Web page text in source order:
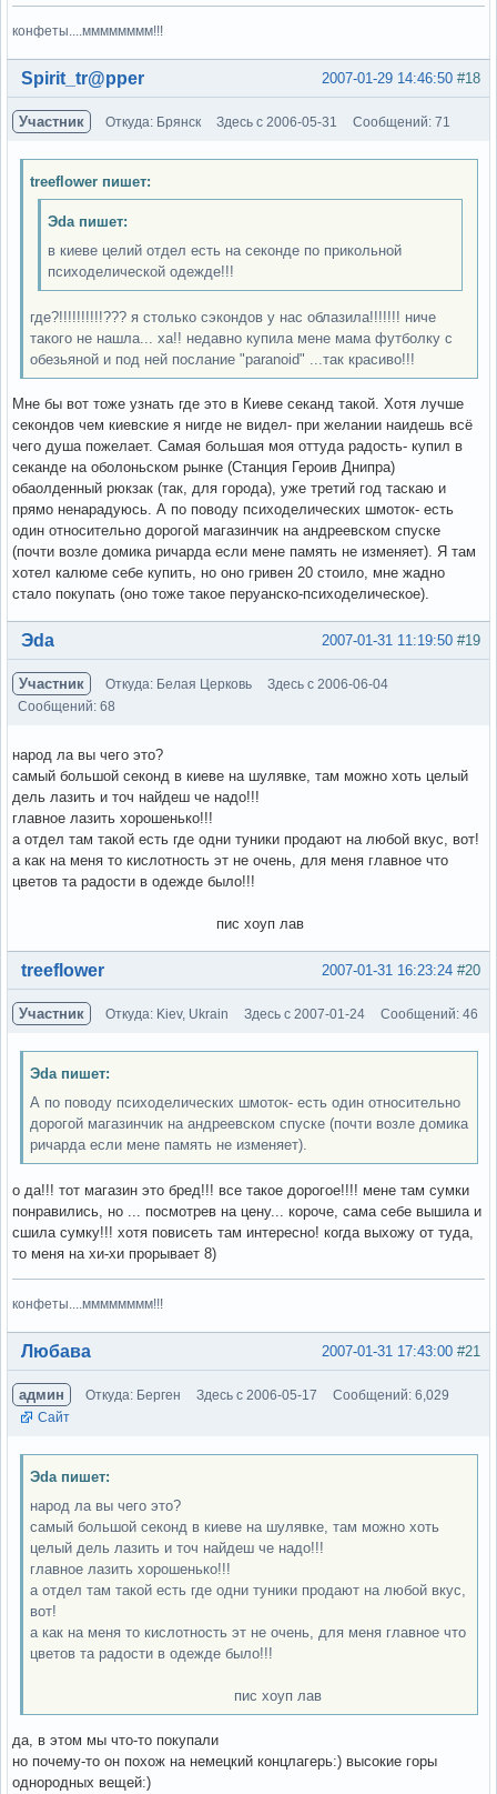
конфеты....мммммммм!!!
Вне форума #18
2007-01-29 14:46:50
Spirit_tr@pper
Участник Откуда: Брянск Здесь с 2006-05-31 Сообщений: 71
treeflower пишет:
Эda пишет:
в киеве целий отдел есть на секонде по прикольной
психоделической одежде!!!
где?!!!!!!!!!!??? я столько сэкондов у нас облазила!!!!!!! ниче
такого не нашла... ха!! недавно купила мене мама футболку с
обезьяной и под ней послание "paranoid" ...так красиво!!!
Мне бы вот тоже узнать где это в Киеве секанд такой. Хотя лучше
секондов чем киевские я нигде не видел- при желании наидешь всё
чего душа пожелает. Самая большая моя оттуда радость- купил в
секанде на оболоньском рынке (Станция Героив Днипра)
обаолденный рюкзак (так, для города), уже третий год таскаю и
прямо ненарадуюсь. А по поводу психоделических шмоток- есть
один относительно дорогой магазинчик на андреевском спуске
(почти возле домика ричарда если мене память не изменяет). Я там
хотел калюме себе купить, но оно гривен 20 стоило, мне жадно
стало покупать (оно тоже такое перуанско-психоделическое).
Вне форума #19
2007-01-31 11:19:50
Эda
Участник Откуда: Белая Церковь
Здесь с 2006-06-04
Сообщений: 68
народ ла вы чего это?
самый большой секонд в киеве на шулявке, там можно хоть целый
дель лазить и точ найдеш че надо!!!
главное лазить хорошенько!!!
а отдел там такой есть где одни туники продают на любой вкус, вот!
а как на меня то кислотность эт не очень, для меня главное что
цветов та радости в одежде было!!!
пис хоуп лав
Вне форума #20
2007-01-31 16:23:24
treeflower
Участник Откуда: Kiev, Ukrain Здесь с 2007-01-24 Сообщений: 46
Эda пишет:
А по поводу психоделических шмоток- есть один относительно
дорогой магазинчик на андреевском спуске (почти возле домика
ричарда если мене память не изменяет).
о да!!! тот магазин это бред!!! все такое дорогое!!!! мене там сумки
понравились, но ... посмотрев на цену... короче, сама себе вышила и
сшила сумку!!! хотя повисеть там интересно! когда выхожу от туда,
то меня на хи-хи прорывает 8)
конфеты....мммммммм!!!
Вне форума #21
2007-01-31 17:43:00
Любава
админ Откуда: Берген Здесь с 2006-05-17
Сообщений: 6,029
Сайт
Эda пишет:
народ ла вы чего это?
самый большой секонд в киеве на шулявке, там можно хоть
целый дель лазить и точ найдеш че надо!!!
главное лазить хорошенько!!!
а отдел там такой есть где одни туники продают на любой вкус,
вот!
а как на меня то кислотность эт не очень, для меня главное что
цветов та радости в одежде было!!!
пис хоуп лав
да, в этом мы что-то покупали
но почему-то он похож на немецкий концлагерь:) высокие горы
однородных вещей:)